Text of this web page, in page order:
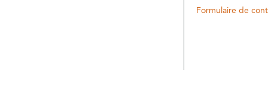
Formulaire de